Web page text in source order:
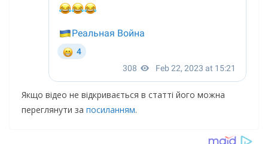
Якщо відео не відкривається в статті його можна
переглянути за посиланням.